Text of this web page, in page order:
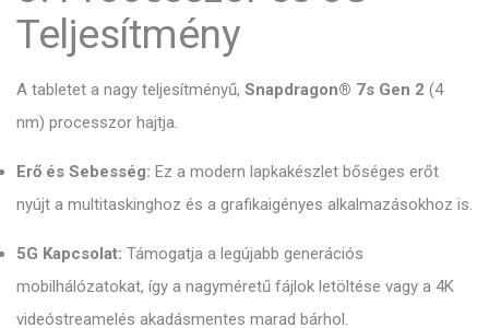
Teljesítmény
A tabletet a nagy teljesítményű, Snapdragon® 7s Gen 2 (4
nm) processzor hajtja.
Erő és Sebesség: Ez a modern lapkakészlet bőséges erőt
nyújt a multitaskinghoz és a grafikaigényes alkalmazásokhoz is.
5G Kapcsolat: Támogatja a legújabb generációs
mobilhálózatokat, így a nagyméretű fájlok letöltése vagy a 4K
videóstreamelés akadásmentes marad bárhol.